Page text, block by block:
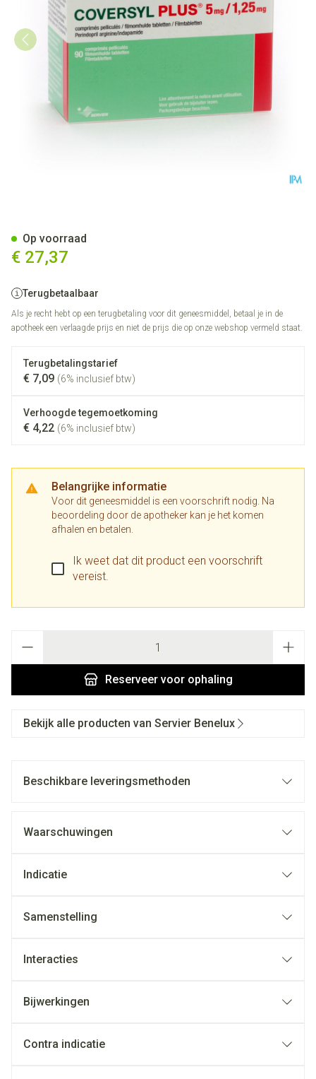
€ 27,37
Terugbetaalbaar
Als je recht hebt op een terugbetaling voor dit geneesmiddel, betaal je in de
apotheek een verlaagde prijs en niet de prijs die op onze webshop vermeld staat.
Terugbetalingstarief
€ 7,09 (6% inclusief btw)
Verhoogde tegemoetkoming
€ 4,22 (6% inclusief btw)
Belangrijke informatie
Voor dit geneesmiddel is een voorschrift nodig. Na
beoordeling door de apotheker kan je het komen
afhalen en betalen.
Ik weet dat dit product een voorschrift
vereist.
Reserveervoor ophaling
Op voorraad
Bekijk alle producten van Servier Benelux
Beschikbare leveringsmethoden
Waarschuwingen
Indicatie
Samenstelling
Interacties
Bijwerkingen
Contra indicatie